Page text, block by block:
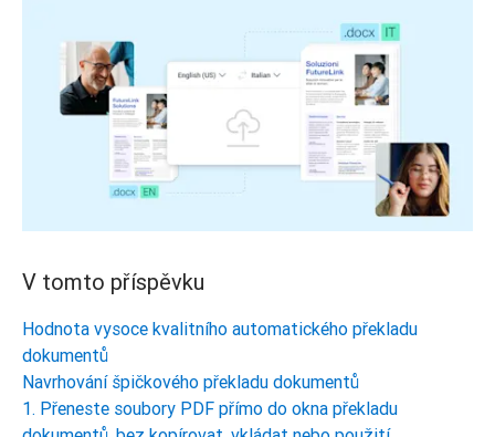
V tomto příspěvku
Hodnota vysoce kvalitního automatického překladu
dokumentů
Navrhování špičkového překladu dokumentů
1. Přeneste soubory PDF přímo do okna překladu